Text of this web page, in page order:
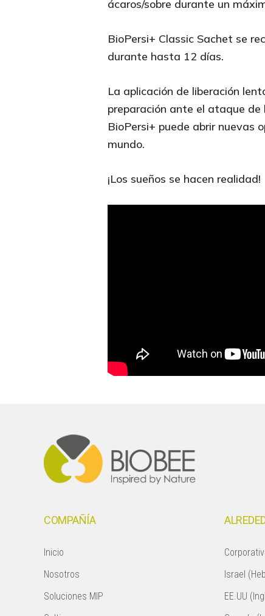
ácaros/sobre durante un
BioPersi+ Classic Sachet se
durante hasta 12 días.
La aplicación de liberación
preparación ante el ataque de
BioPersi+ puede abrir nuevas
mundo.
¡Los sueños se hacen realidad!
COMPAÑÍA
Inicio
Nosotros
Soluciones MIP
Israel
EE.UU